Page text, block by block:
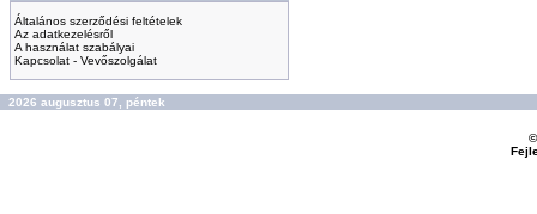
Általános szerződési feltételek
Az adatkezelésről
A használat szabályai
Kapcsolat - Vevőszolgálat
2026 augusztus 07, péntek